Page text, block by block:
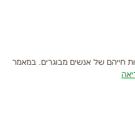
חייהם של אנשים מבוגרים. במאמר